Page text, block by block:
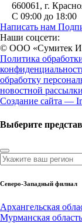
660061, г.
С 09:00 до 18:00
Написать нам
Наши соцсети:
© ООО «Сумитек
Политика
обработку
новостной рассылки
Создание сайта —
Выберите
Северо-Западный филиал
Архангельская
Мурманская область